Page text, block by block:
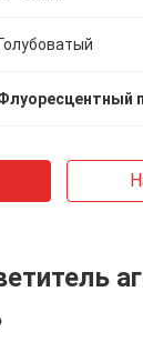
Голубоватый